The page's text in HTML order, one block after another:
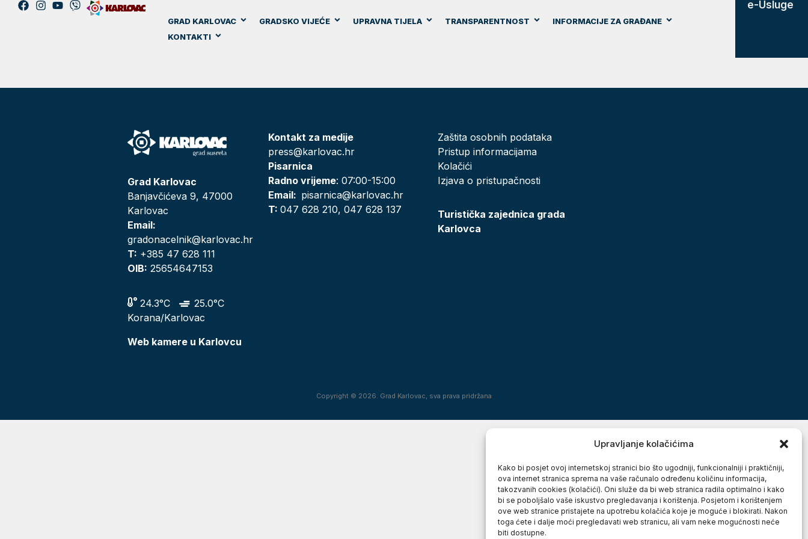
Upravljanje kolačićima
Kako bi posjet ovoj internetskoj stranici bio što ugodniji, funkcionalniji i praktičniji,
ova internet stranica sprema na vaše računalo određenu količinu informacija,
takozvanih cookies (kolačići). Oni služe da bi web stranica radila optimalno i kako
bi se poboljšalo vaše iskustvo pregledavanja i korištenja. Posjetom i korištenjem
ove web stranice pristajete na upotrebu kolačića koje je moguće i blokirati. Nakon
toga ćete i dalje moći pregledavati web stranicu, ali vam neke mogućnosti neće
biti dostupne.
GRAD KARLOVAC GRADSKO VIJEĆE UPRAVNA TIJELA TRANSPARENTNOST
INFORMACIJE ZA GRAĐANE
KONTAKTI
e-Usluge
Grad Karlovac
Banjavčićeva 9, 47000
Karlovac
Email:
gradonacelnik@karlovac.hr
T: +385 47 628 111
OIB: 25654647153
24.3°C
25.0°C
Korana/Karlovac
Web kamere u Karlovcu
Kontakt za medije
press@karlovac.hr
Pisarnica
Radno vrijeme: 07:00-15:00
Email: pisarnica@karlovac.hr
T:047 628 210, 047 628 137
Zaštita osobnih podataka
Pristup informacijama
Kolačići
Izjava o pristupačnosti
Turistička zajednica grada
Karlovca
Copyright © 2026. Grad Karlovac, sva prava pridržana